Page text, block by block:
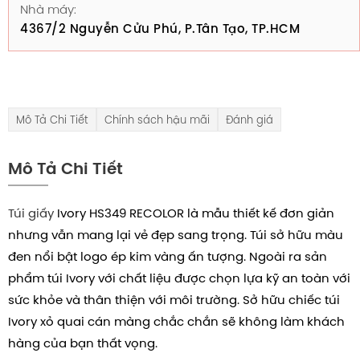
Nhà máy:
4367/2 Nguyễn Cửu Phú, P.Tân Tạo, TP.HCM
Mô Tả Chi Tiết Chính sách hậu mãi Đánh giá
Mô Tả Chi Tiết
Túi giấy Ivory HS349 RECOLOR là mẫu thiết kế đơn giản
nhưng vẫn mang lại vẻ đẹp sang trọng. Túi sở hữu màu
đen nổi bật logo ép kim vàng ấn tượng. Ngoài ra sản
phẩm túi Ivory với chất liệu được chọn lựa kỹ an toàn với
sức khỏe và thân thiện với môi trường. Sở hữu chiếc túi
Ivory xỏ quai cán màng chắc chắn sẽ không làm khách
hàng của bạn thất vọng.